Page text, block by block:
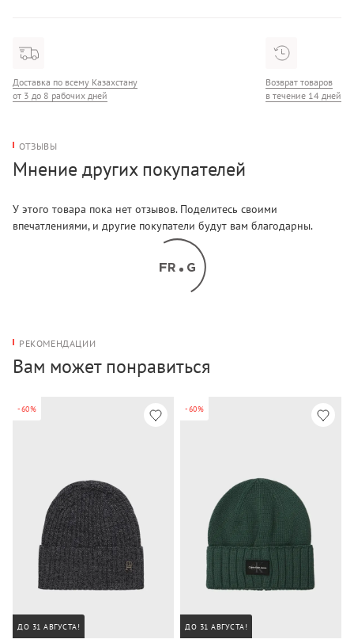
Доставка по всему Казахстану
от 3 до 8 рабочих дней
Возврат товаров
в течение 14 дней
ОТЗЫВЫ
Мнение других покупателей
У этого товара пока нет отзывов. Поделитесь своими
впечатлениями, и другие покупатели будут вам благодарны.
РЕКОМЕНДАЦИИ
Вам может понравиться
-60%
ДО 31 АВГУСТА!
-60%
ДО 31 АВГУСТА!